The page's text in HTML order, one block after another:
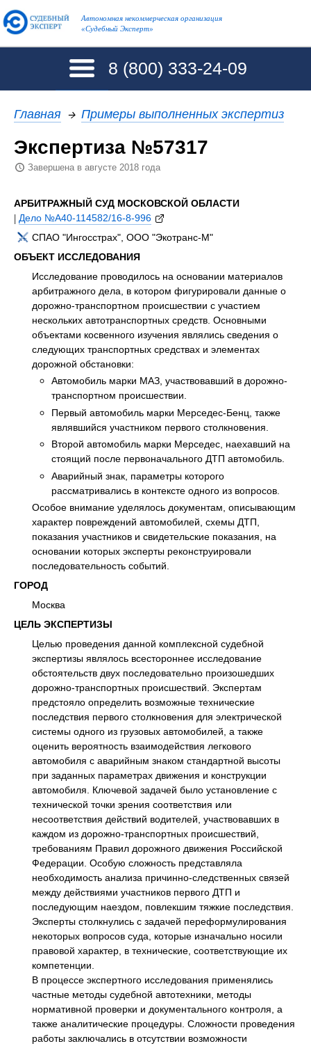
Автономная некоммерческая организация
«Судебный Эксперт»
8 (800) 333-24-09
Главная → Примеры выполненных экспертиз
Экспертиза №57317
Завершена в августе 2018 года
АРБИТРАЖНЫЙ СУД МОСКОВСКОЙ ОБЛАСТИ
| Дело №А40-114582/16-8-996
СПАО "Ингосстрах", ООО "Экотранс-М"
ОБЪЕКТ ИССЛЕДОВАНИЯ
Исследование проводилось на основании материалов
арбитражного дела, в котором фигурировали данные о
дорожно-транспортном происшествии с участием
нескольких автотранспортных средств. Основными
объектами косвенного изучения являлись сведения о
следующих транспортных средствах и элементах
дорожной обстановки:
Автомобиль марки МАЗ, участвовавший в дорожно-
транспортном происшествии.
Первый автомобиль марки Мерседес-Бенц, также
являвшийся участником первого столкновения.
Второй автомобиль марки Мерседес, наехавший на
стоящий после первоначального ДТП автомобиль.
Аварийный знак, параметры которого
рассматривались в контексте одного из вопросов.
Особое внимание уделялось документам, описывающим
характер повреждений автомобилей, схемы ДТП,
показания участников и свидетельские показания, на
основании которых эксперты реконструировали
последовательность событий.
ГОРОД
Москва
ЦЕЛЬ ЭКСПЕРТИЗЫ
Целью проведения данной комплексной судебной
экспертизы являлось всестороннее исследование
обстоятельств двух последовательно произошедших
дорожно-транспортных происшествий. Экспертам
предстояло определить возможные технические
последствия первого столкновения для электрической
системы одного из грузовых автомобилей, а также
оценить вероятность взаимодействия легкового
автомобиля с аварийным знаком стандартной высоты
при заданных параметрах движения и конструкции
автомобиля. Ключевой задачей было установление с
технической точки зрения соответствия или
несоответствия действий водителей, участвовавших в
каждом из дорожно-транспортных происшествий,
требованиям Правил дорожного движения Российской
Федерации. Особую сложность представляла
необходимость анализа причинно-следственных связей
между действиями участников первого ДТП и
последующим наездом, повлекшим тяжкие последствия.
Эксперты столкнулись с задачей переформулирования
некоторых вопросов суда, которые изначально носили
правовой характер, в технические, соответствующие их
компетенции.
В процессе экспертного исследования применялись
частные методы судебной автотехники, методы
нормативной проверки и документального контроля, а
также аналитические процедуры. Сложности проведения
работы заключались в отсутствии возможности